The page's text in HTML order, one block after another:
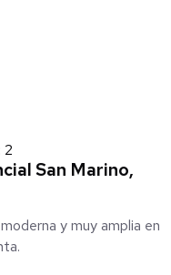
2
San Marino,
y muy amplia en